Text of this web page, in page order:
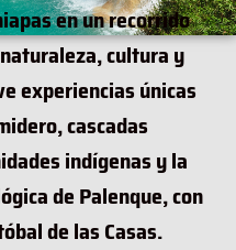
N
en un recorrido
cultura y
experiencias únicas
cascadas
indígenas y la
de Palenque, con
de las Casas.